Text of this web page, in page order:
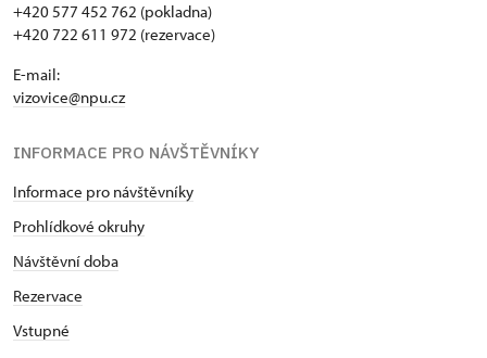
+420 577 452 762 (pokladna)
+420 722 611 972 (rezervace)
E-mail:
vizovice@npu.cz
INFORMACE PRO NÁVŠTĚVNÍKY
Informace pro návštěvníky
Prohlídkové okruhy
Návštěvní doba
Rezervace
Vstupné